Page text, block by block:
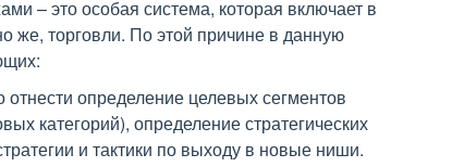
– это особая система, которая включает в
же, торговли. По этой причине в данную
определение целевых сегментов
категорий), определение стратегических
и тактики по выходу в новые ниши.